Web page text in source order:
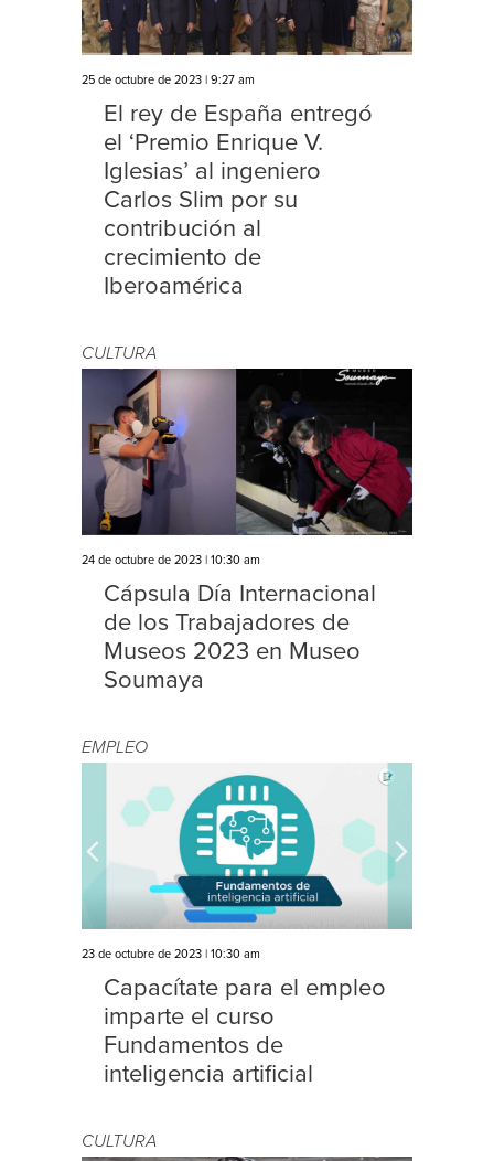
25 de octubre de 2023 | 9:27 am
El rey de España entregó
el ‘Premio Enrique V.
Iglesias’ al ingeniero
Carlos Slim por su
contribución al
crecimiento de
Iberoamérica
CULTURA
24 de octubre de 2023 | 10:30 am
Cápsula Día Internacional
de los Trabajadores de
Museos 2023 en Museo
Soumaya
EMPLEO
23 de octubre de 2023 | 10:30 am
Capacítate para el empleo
imparte el curso
Fundamentos de
inteligencia artificial
CULTURA